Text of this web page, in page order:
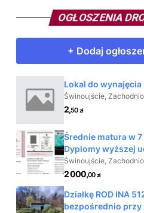
OGŁOSZENIA